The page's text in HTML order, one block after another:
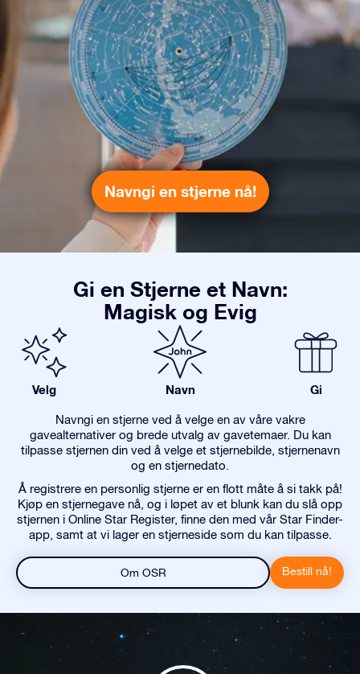
Navngi en stjerne nå!
Gi en Stjerne et Navn:
Magisk og Evig
Velg Navn Gi
Navngi en stjerne ved å velge en av våre vakre
gavealternativer og brede utvalg av gavetemaer. Du kan
tilpasse stjernen din ved å velge et stjernebilde, stjernenavn
og en stjernedato.
Å registrere en personlig stjerne er en flott måte å si takk på!
Kjøp en stjernegave nå, og i løpet av et blunk kan du slå opp
stjernen i Online Star Register, finne den med vår Star Finder-
app, samt at vi lager en stjerneside som du kan tilpasse.
Om OSR Bestill nå!